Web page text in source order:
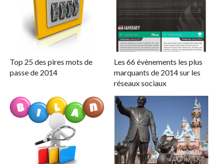
Top 25 des pires mots de
passe de 2014
Les 66 évènements les plus
marquants de 2014 sur les
réseaux sociaux